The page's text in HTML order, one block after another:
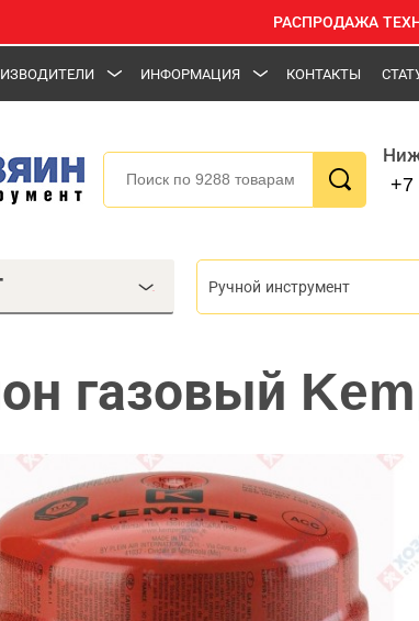
РАСПРОДАЖА
ИНФОРМАЦИЯ КОНТАКТЫ
+7
Ручной инструмент
газовый